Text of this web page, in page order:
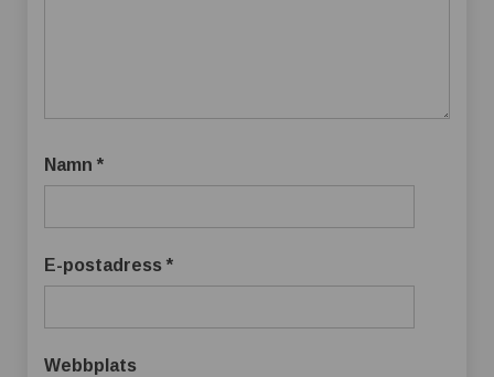
Namn *
E-postadress *
Webbplats